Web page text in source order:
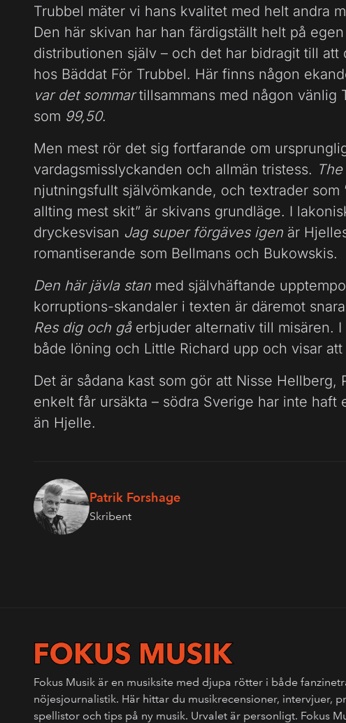
Trubbel mäter vi hans kvalitet med helt andra
Den här skivan har han färdigställt helt på
distributionen själv – och det har bidragit till
hos Bäddat För Trubbel. Här finns någon
var det sommartillsammans med någon vänlig
som 99,50.
Men mest rör det sig fortfarande om
vardagsmisslyckanden och allmän tristess.
njutningsfullt självömkande, och textrader som
allting mest skit” är skivans grundläge. I
dryckesvisan Jag super förgäves igen är
romantiserande som Bellmans och Bukowskis.
Den här jävla stan med självhäftande
korruptions-skandaler i texten är däremot
Res dig och gåerbjuder alternativ till misären. I
både löning och Little Richard upp och visar
Det är sådana kast som gör att Nisse Hellberg,
enkelt får ursäkta – södra Sverige har inte
än Hjelle.
Patrik Forshage
Skribent
Fokus Musik är en musiksite med djupa rötter i både
nöjesjournalistik. Här hittar du musikrecensioner, intervjuer,
spellistor och tips på ny musik. Urvalet är personligt. Fokus